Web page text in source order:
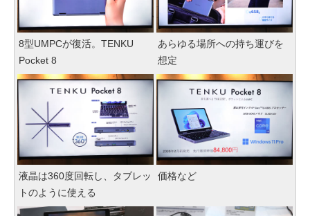
8型UMPCが復活。TENKU
Pocket 8
あらゆる場所への持ち運びを
想定
液晶は360度回転し、タブレッ
トのように使える
価格など